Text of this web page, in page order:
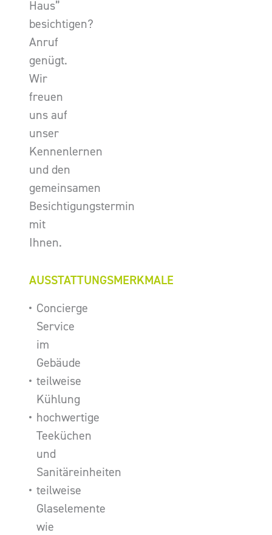
Haus”
besichtigen?
Anruf
genügt.
Wir
freuen
uns auf
unser
Kennenlernen
und den
gemeinsamen
Besichtigungstermin
mit
Ihnen.
AUSSTATTUNGSMERKMALE
Concierge
Service
im
Gebäude
teilweise
Kühlung
hochwertige
Teeküchen
und
Sanitäreinheiten
teilweise
Glaselemente
wie